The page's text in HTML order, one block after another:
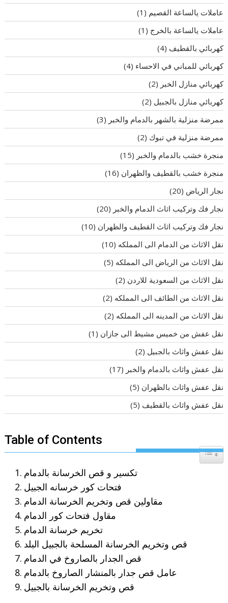
عاملات يالساعة القصيم (1)
عاملات يالساعة بالخرج (1)
كهربائي بالقطيف (4)
كهربائي للمباني في الاحساء (4)
كهربائي منازل الخبر (2)
كهربائي منازل بالجبيل (2)
ممرضة منزلية بالشهر بالدمام والخبر (3)
ممرضة منزلية في تبوك (2)
منجرة خشب بالدمام والخبر (15)
منجرة خشب بالقطيف والظهران (16)
نجار الرياض (20)
نجار فك وتركيب اثاث الدمام والخبر (20)
نجار فك وتركيب اثاث القطيف والظهران (10)
نقل الاثاث من الدمام الى المملكه (10)
نقل الاثاث من الرياض الى المملكه (5)
نقل الاثاث من السعودية للاردن (2)
نقل الاثاث من الطائف الى المملكه (2)
نقل الاثاث من المدينه الى المملكه (2)
نقل عفش من خميس مشيط الى جازان (1)
نقل عفش واثاث بالجبيل (2)
نقل عفش واثاث بالدمام والخبر (17)
نقل عفش واثاث بالظهران (5)
نقل عفش واثاث بالقطيف (5)
Table of Contents
Toggle
تكسير و قص الخرسانة بالدمام
فتحات كور خرسانه الجبيل
مقاولين قص وتخريم الخرسانة الدمام
مقاول فتحات كور الدمام
تخريم خرسانة الدمام
قص وتخريم الخرسانة المسلحة بالجبيل البلد
قص الجدار بالصاروخ في الدمام
عامل قص جدار بالمنشار الصاروخ بالدمام
قص وتخريم الخرسانة بالجبيل